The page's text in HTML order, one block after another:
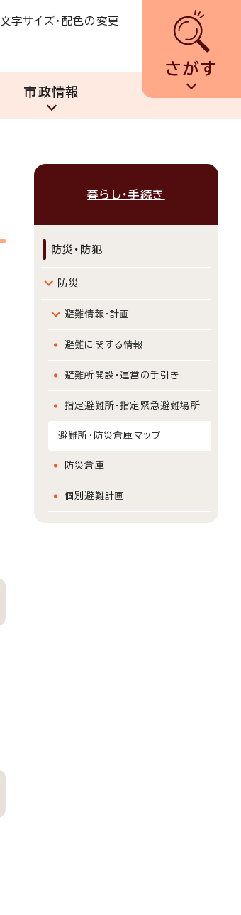
文字サイズ・配色の変更
さがす
市政情報
暮らし・手続き
防災・防犯
防災
避難情報・計画
避難に関する情報
避難所開設・運営の手引き
指定避難所・指定緊急避難場所
避難所・防災倉庫マップ
防災倉庫
個別避難計画